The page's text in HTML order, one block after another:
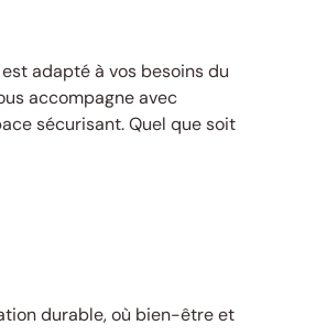
est adapté à vos besoins du
accompagne avec
sécurisant. Quel que soit
durable, où bien-être et